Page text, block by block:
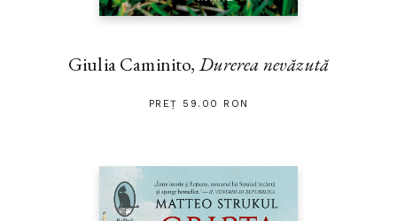
Giulia Caminito, Durerea nevăzută
PREȚ 59.00 RON